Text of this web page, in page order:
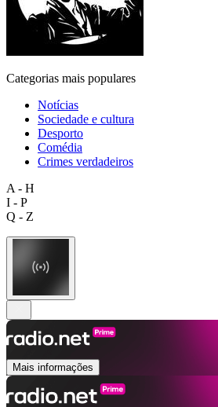
Categorias mais populares
Notícias
Sociedade e cultura
Desporto
Comédia
Crimes verdadeiros
A - H
I - P
Q - Z
Mais informações